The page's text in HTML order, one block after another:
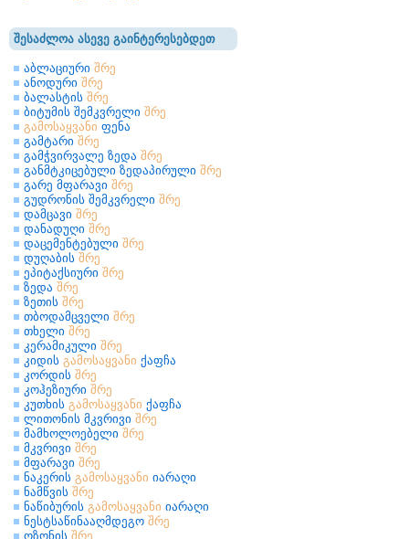
შესაძლოა ასევე გაინტერესებდეთ
აბლაციური შრე
ანოდური შრე
ბალასტის შრე
ბიტუმის შემკვრელი შრე
გამოსაყვანი ფენა
გამტარი შრე
გამჭვირვალე ზედა შრე
განმტკიცებული ზედაპირული შრე
გარე მფარავი შრე
გუდრონის შემკვრელი შრე
დამცავი შრე
დანადუღი შრე
დაცემენტებული შრე
დუღაბის შრე
ეპიტაქსიური შრე
ზედა შრე
ზეთის შრე
თბოდამცველი შრე
თხელი შრე
კერამიკული შრე
კიდის გამოსაყვანი ქაფჩა
კორდის შრე
კოჰეზიური შრე
კუთხის გამოსაყვანი ქაფჩა
ლითონის მკვრივი შრე
მამხოლოებელი შრე
მკვრივი შრე
მფარავი შრე
ნაკერის გამოსაყვანი იარაღი
ნამწვის შრე
ნაწიბურის გამოსაყვანი იარაღი
ნესტსაწინააღმდეგო შრე
ოზონის შრე